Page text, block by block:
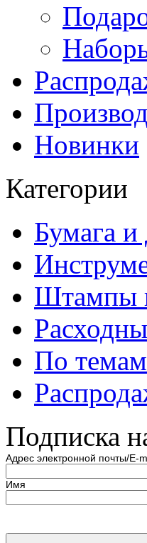
Новинки
Категории
Бумага и
Штампы
По темам
Подписка
Адрес электронной почты/E-
Имя